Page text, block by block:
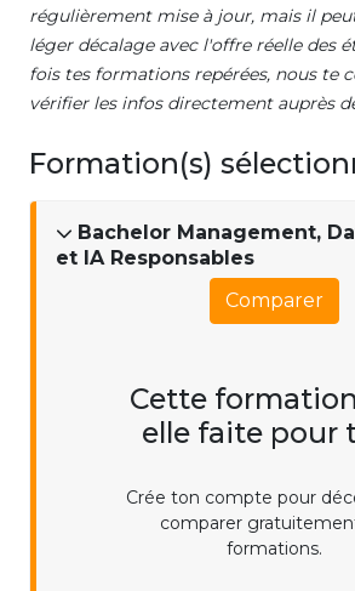
régulièrement mise à jour, mais il
léger décalage avec l'offre réelle des
fois tes formations repérées, nous te
vérifier les infos directement auprès
Formation(s)
Bachelor Management,
et IA Responsables
Comparer
Cette
elle faite pour
Crée ton compte pour
comparer
formations.